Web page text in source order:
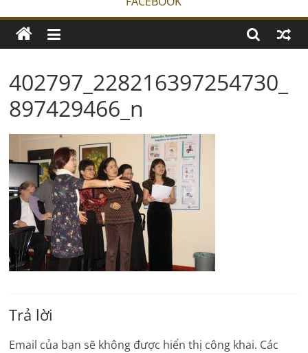
402797_228216397254730_
897429466_n
Trả lời
Email của bạn sẽ không được hiển thị công khai. Các